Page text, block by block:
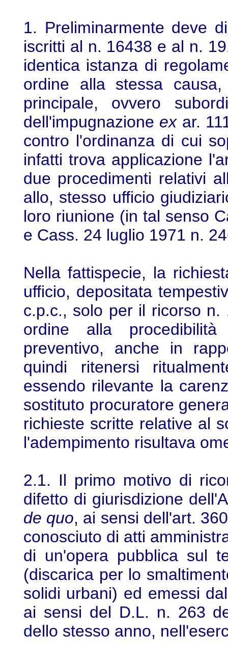
1. Preliminarmente deve
iscritti al n. 16438 e al n.
identica istanza di
ordine alla stessa
principale, ovvero
dell'impugnazione exar.
contro l'ordinanza di cui
infatti trova applicazione
due procedimenti relativi
allo, stesso ufficio
loro riunione (in tal senso
e Cass. 24 luglio 1971 n.
Nella fattispecie, la
ufficio, depositata
c.p.c., solo per il ricorso
ordine alla
preventivo, anche in
quindi ritenersi
essendo rilevante la
sostituto procuratore
richieste scritte relative al
l'adempimento risultava
2.1. Il primo motivo di
difetto di giurisdizione
de quo, ai sensi dell'art.
conosciuto di atti
di un'opera pubblica sul
(discarica per lo
solidi urbani) ed emessi
ai sensi del D.L. n. 263
dello stesso anno,